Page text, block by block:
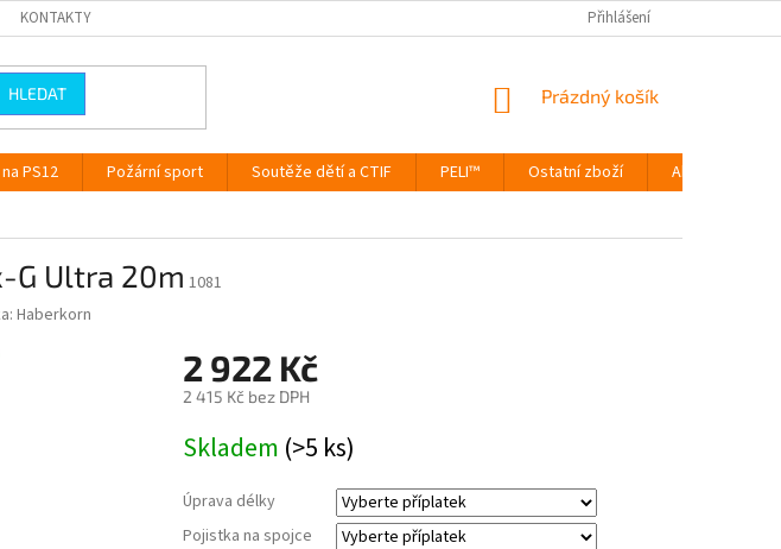
KONTAKTY Přihlášení
HLEDAT
NÁKUPNÍ
Prázdný košík
PS12 Požární sport Soutěže dětí a CTIF PELI™ Ostatní zboží Akce
G Ultra 20m 1081
Haberkorn
2 922 Kč
2 415 Kčbez DPH
cena:
Skladem (>5 ks)
Úprava délky
Pojistka na spojce